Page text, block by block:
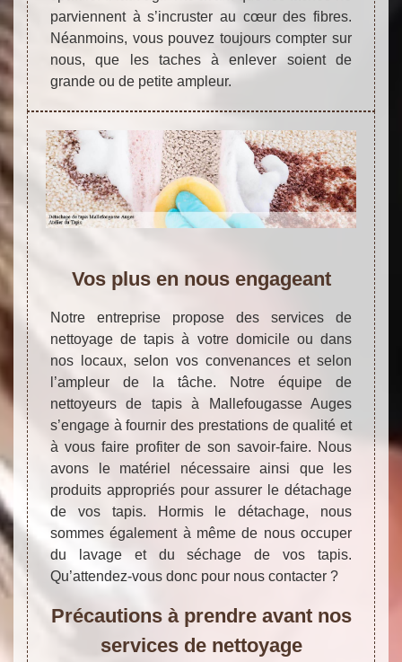
parviennent à s’incruster au cœur des fibres.
Néanmoins, vous pouvez toujours compter sur
nous, que les taches à enlever soient de
grande ou de petite ampleur.
Vos plus en nous engageant
Notre entreprise propose des services de
nettoyage de tapis à votre domicile ou dans
nos locaux, selon vos convenances et selon
l’ampleur de la tâche. Notre équipe de
nettoyeurs de tapis à Mallefougasse Auges
s’engage à fournir des prestations de qualité et
à vous faire profiter de son savoir-faire. Nous
avons le matériel nécessaire ainsi que les
produits appropriés pour assurer le détachage
de vos tapis. Hormis le détachage, nous
sommes également à même de nous occuper
du lavage et du séchage de vos tapis.
Qu’attendez-vous donc pour nous contacter ?
Précautions à prendre avant nos
services de nettoyage